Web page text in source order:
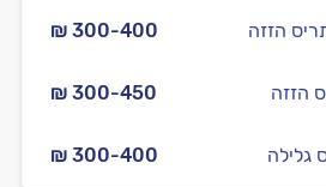
₪ 300-400 הזזה
₪ 300-450 הזזה
₪ 300-400 גלילה